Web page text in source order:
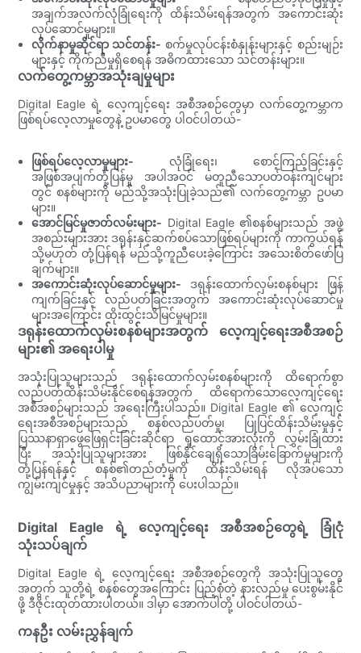
အချက်အလက်လုံခြုံရေးကို ထိန်းသိမ်းရန်အတွက် အကောင်းဆုံး
လုပ်ဆောင်မှုများ။
လိုက်နာမှုဆိုင်ရာ သင်တန်း- စက်မှုလုပ်ငန်းစံနှုန်းများနှင့် စည်းမျဉ်း
များနှင့် ကိုက်ညီမှုရှိစေရန် အဓိကထားသော သင်တန်းများ။
လက်တွေ့ကမ္ဘာအသုံးချမှုများ
Digital Eagle ရဲ့ လေ့ကျင့်ရေး အစီအစဉ်တွေမှာ လက်တွေ့ကမ္ဘာက
ဖြစ်ရပ်လေ့လာမှုတွေနဲ့ ဥပမာတွေ ပါဝင်ပါတယ်-
ဖြစ်ရပ်လေ့လာမှုများ- လုံခြုံရေး၊ စောင့်ကြည့်ခြင်းနှင့်
အဖြစ်အပျက်တုံ့ပြန်မှု အပါအဝင် မတူညီသောပတ်ဝန်းကျင်များ
တွင် စနစ်များကို မည်သို့အသုံးပြုခဲ့သည်၏ လက်တွေ့ကမ္ဘာ ဥပမာ
များ။
အောင်မြင်မှုဇာတ်လမ်းများ- Digital Eagle ၏စနစ်များသည် အဖွဲ့
အစည်းများအား ဒရုန်းနှင့်ဆက်စပ်သောဖြစ်ရပ်များကို ကာကွယ်ရန်
သို့မဟုတ် တုံ့ပြန်ရန် မည်သို့ကူညီပေးခဲ့ကြောင်း အသေးစိတ်ဖော်ပြ
ချက်များ။
အကောင်းဆုံးလုပ်ဆောင်မှုများ- ဒရုန်းထောက်လှမ်းစနစ်များ ဖြန့်
ကျက်ခြင်းနှင့် လည်ပတ်ခြင်းအတွက် အကောင်းဆုံးလုပ်ဆောင်မှု
များအကြောင်း ထိုးထွင်းသိမြင်မှုများ။
ဒရုန်းထောက်လှမ်းစနစ်များအတွက် လေ့ကျင့်ရေးအစီအစဉ်
များ၏ အရေးပါမှု
အသုံးပြုသူများသည် ဒရုန်းထောက်လှမ်းစနစ်များကို ထိရောက်စွာ
လည်ပတ်ထိန်းသိမ်းနိုင်စေရန်အတွက် ထိရောက်သောလေ့ကျင့်ရေး
အစီအစဉ်များသည် အရေးကြီးပါသည်။ Digital Eagle ၏ လေ့ကျင့်
ရေးအစီအစဉ်များသည် စနစ်လည်ပတ်မှု၊ ပြုပြင်ထိန်းသိမ်းမှုနှင့်
ပြဿနာရှာဖွေဖြေရှင်းခြင်းဆိုင်ရာ ရှုထောင့်အားလုံးကို လွှမ်းခြုံထား
ပြီး အသုံးပြုသူများအား ဖြစ်နိုင်ချေရှိသောခြိမ်းခြောက်မှုများကို
တုံ့ပြန်ရန်နှင့် စနစ်၏တည်တံ့မှုကို ထိန်းသိမ်းရန် လိုအပ်သော
ကျွမ်းကျင်မှုနှင့် အသိပညာများကို ပေးပါသည်။
Digital Eagle ရဲ့ လေ့ကျင့်ရေး အစီအစဉ်တွေရဲ့ ခြုံငုံ
သုံးသပ်ချက်
Digital Eagle ရဲ့ လေ့ကျင့်ရေး အစီအစဉ်တွေကို အသုံးပြုသူတွေ
အတွက် သူတို့ရဲ့ စနစ်တွေအကြောင်း ပြည့်စုံတဲ့ နားလည်မှု ပေးစွမ်းနိုင်
ဖို့ ဒီဇိုင်းထုတ်ထားပါတယ်။ ဒါမှာ အောက်ပါတို့ ပါဝင်ပါတယ်-
ကနဦး လမ်းညွှန်ချက်